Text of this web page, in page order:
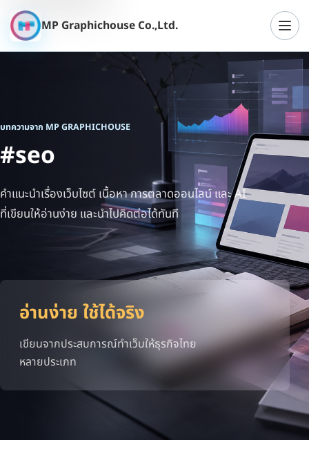
MP Graphichouse Co.,Ltd.
เปิด
บทความจาก MP GRAPHICHOUSE
#seo
คำแนะนำเรื่องเว็บไซต์ เนื้อหา การตลาดออนไลน์ และ AI
ที่เขียนให้อ่านง่าย และนำไปคิดต่อได้ทันที
อ่านง่าย ใช้ได้จริง
เขียนจากประสบการณ์ทำเว็บให้ธุรกิจไทย
หลายประเภท